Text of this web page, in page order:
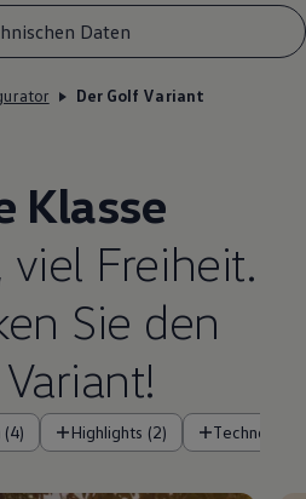
Daten
Der Golf Variant
Klasse
viel Freiheit.
Sie den
Variant!
(4) Highlights (2)